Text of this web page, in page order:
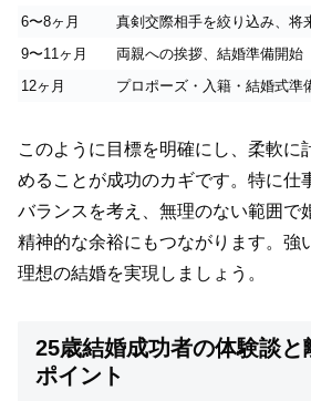
6〜8ヶ月
真剣交際相手を絞り込み、将
9〜11ヶ月
両親への挨拶、結婚準備開始
12ヶ月
プロポーズ・入籍・結婚式準
このように目標を明確にし、柔軟に
めることが成功のカギです。特に仕
バランスを考え、無理のない範囲で
精神的な余裕にもつながります。強
理想の結婚を実現しましょう。
25歳結婚成功者の体験談と
ポイント